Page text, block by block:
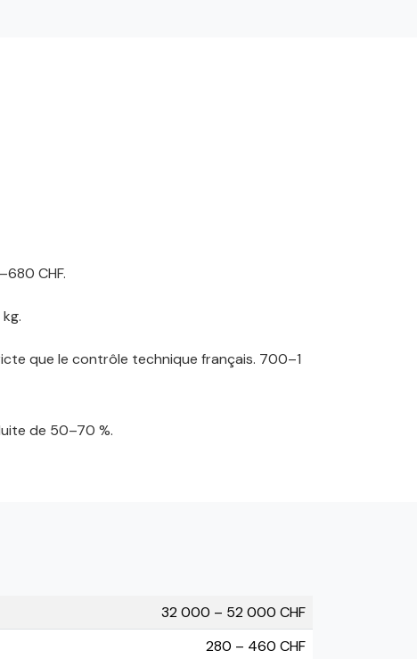
CHF.
que le contrôle technique français. 700–1
de 50–70 %.
32 000 – 52 000 CHF
280 – 460 CHF